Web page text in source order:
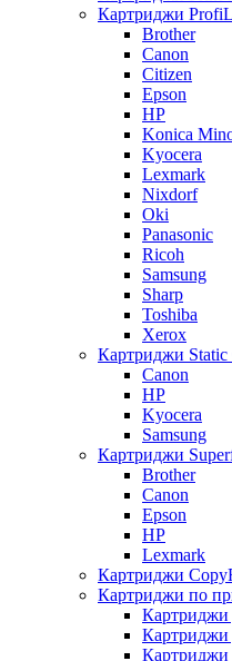
Картриджи
Brother
Canon
Citizen
Epson
HP
Konica
Kyocera
Lexmark
Nixdorf
Oki
Panasonic
Ricoh
Samsung
Sharp
Toshiba
Xerox
Картриджи Static
Canon
HP
Kyocera
Samsung
Картриджи
Brother
Canon
Epson
HP
Lexmark
Картриджи
Картриджи по
Картриджи
Картриджи
Картриджи